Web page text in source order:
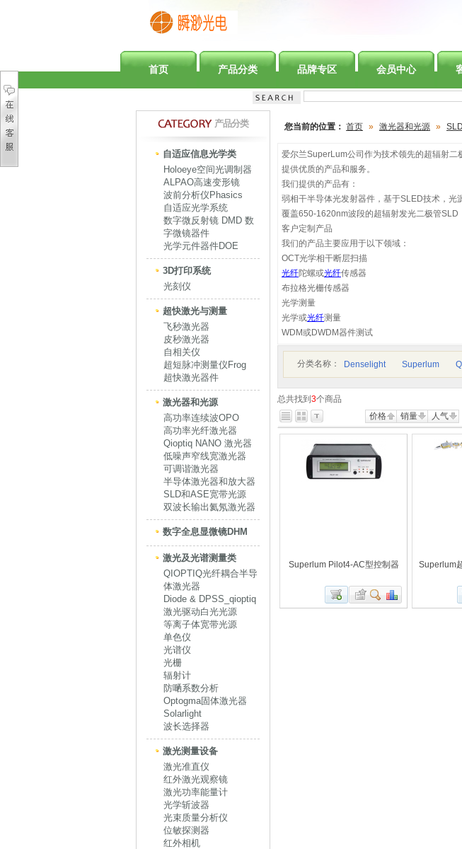
首页 产品分类 品牌专区 会员中心
产品分类
自适应信息光学类
Holoeye空间光调制器
ALPAO高速变形镜
波前分析仪Phasics
自适应光学系统
数字微反射镜 DMD 数
字微镜器件
光学元件器件DOE
3D打印系统
光刻仪
超快激光与测量
飞秒激光器
皮秒激光器
自相关仪
超短脉冲测量仪Frog
超快激光器件
激光器和光源
高功率连续波OPO
高功率光纤激光器
Qioptiq NANO 激光器
低噪声窄线宽激光器
可调谐激光器
半导体激光器和放大器
SLD和ASE宽带光源
双波长输出氦氖激光器
数字全息显微镜DHM
激光及光谱测量类
QIOPTIQ光纤耦合半导
体激光器
Diode & DPSS_qioptiq
激光驱动白光光源
等离子体宽带光源
单色仪
光谱仪
光栅
辐射计
防嗮系数分析
Optogma固体激光器
Solarlight
波长选择器
激光测量设备
激光准直仪
红外激光观察镜
激光功率能量计
光学斩波器
光束质量分析仪
位敏探测器
红外相机
您当前的位置： 首页 » 激光器和光源 »
爱尔兰SuperLum公司作为技术领先的超辐射
提供优质的产品和服务。
我们提供的产品有：
弱相干半导体光发射器件，基于SLED技术，光
覆盖650-1620nm波段的超辐射发光二极管SLD
客户定制产品
我们的产品主要应用于以下领域：
OCT光学相干断层扫描
光纤陀螺或光纤传感器
布拉格光栅传感器
光学测量
光学或光纤测量
WDM或DWDM器件测试
分类名称： Denselight Superlum
总共找到 3个商品
价格
销量 人气
Superlum Pilot4-AC型控制器
Superlum